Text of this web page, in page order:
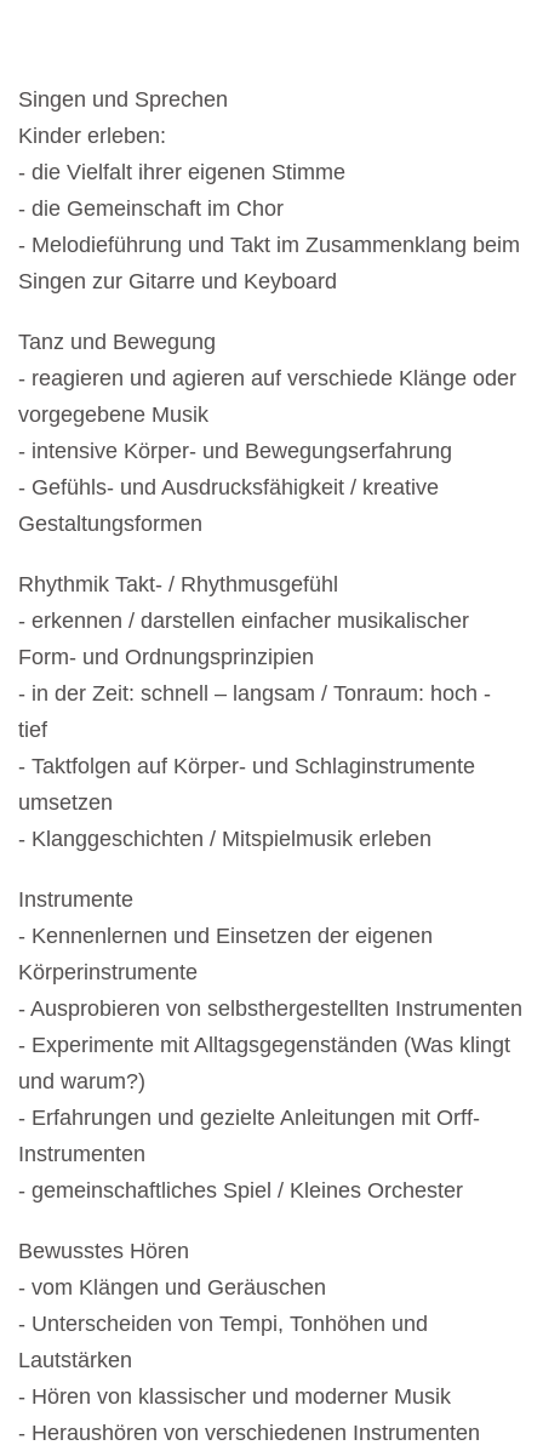
Singen und Sprechen
Kinder erleben:
- die Vielfalt ihrer eigenen Stimme
- die Gemeinschaft im Chor
- Melodieführung und Takt im Zusammenklang beim
Singen zur Gitarre und Keyboard
Tanz und Bewegung
- reagieren und agieren auf verschiede Klänge oder
vorgegebene Musik
- intensive Körper- und Bewegungserfahrung
- Gefühls- und Ausdrucksfähigkeit / kreative
Gestaltungsformen
Rhythmik Takt- / Rhythmusgefühl
- erkennen / darstellen einfacher musikalischer
Form- und Ordnungsprinzipien
- in der Zeit: schnell – langsam / Tonraum: hoch -
tief
- Taktfolgen auf Körper- und Schlaginstrumente
umsetzen
- Klanggeschichten / Mitspielmusik erleben
Instrumente
- Kennenlernen und Einsetzen der eigenen
Körperinstrumente
- Ausprobieren von selbsthergestellten Instrumenten
- Experimente mit Alltagsgegenständen (Was klingt
und warum?)
- Erfahrungen und gezielte Anleitungen mit Orff-
Instrumenten
- gemeinschaftliches Spiel / Kleines Orchester
Bewusstes Hören
- vom Klängen und Geräuschen
- Unterscheiden von Tempi, Tonhöhen und
Lautstärken
- Hören von klassischer und moderner Musik
- Heraushören von verschiedenen Instrumenten